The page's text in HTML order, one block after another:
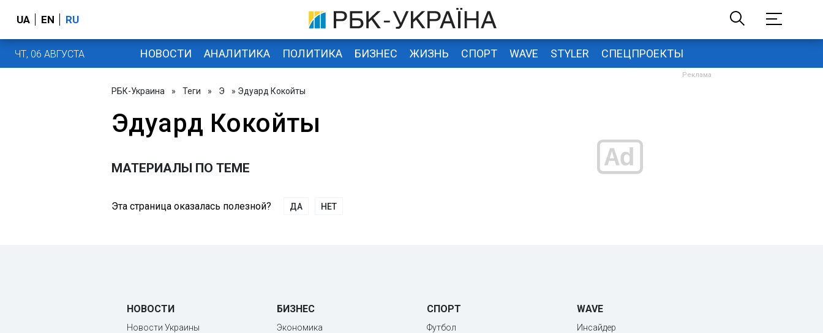
UA EN RU
ЧТ, 06 АВГУСТА НОВОСТИ АНАЛИТИКА ПОЛИТИКА БИЗНЕС ЖИЗНЬ СПОРТ WAVE STYLER СПЕЦПРОЕКТЫ
РБК-Украина » Теги » Э » Эдуард Кокойты
Эдуард Кокойты
МАТЕРИАЛЫ ПО ТЕМЕ
Эта страница оказалась полезной? ДА НЕТ
НОВОСТИ
Новости Украины
БИЗНЕС
Экономика
СПОРТ
Футбол
WAVE
Инсайдер